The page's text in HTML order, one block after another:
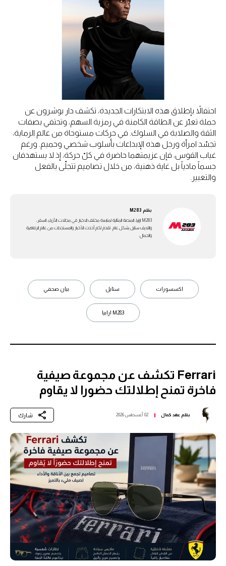
احتفالاً بإطلاق هذه الابتكارات الجديدة، تكشف دار بوشرون عن
حملة تعبّر عن الطاقة الكامنة في رمزية السهم، وتحتفي بصفات
الثقة والصلابة في السلوك. في حركات مستوحاة من عالم الرماية،
تجسّد امرأة ورجل هذه الإبداعات بأسلوب شخصي وحميم. ورغم
غياب القوس، فإن عزيمتهما حاضرة في كلّ حركة، إذ لا يستهدفان
جسماً مادياً بل غاية ذهنية، من خلال تصاميم تتجلّى بالفعل
والتعبير.
بقلم M283
M283 ارابيا، المنصة المثالية لمتابعة مختلف الاخبار في مجالات الأزياء، السفر،
واللايف ستايل بشكل عام. تقدم لكم أحدث الأخبار والمستجدات من عالم الرفاهية
والجمال.
اكسسورات ستايل بيان صحفي
M283 ارابيا
Ferrari تكشف عن مجموعة صيفية
فاخرة تمنح إطلالتك حضورا لا يقاوم
بقلمعهد كمال 02 أغسطس 2026 شارك